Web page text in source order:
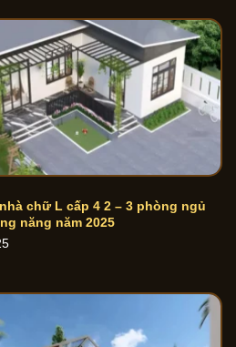
chữ L cấp 4 2 – 3 phòng ngủ
năng năm 2025